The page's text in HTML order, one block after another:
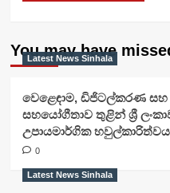
You may have
Latest News Sinhala
වෙළෙඳාම, ඩිජිටල්කරණ සහ
සහයෝගීතාව තුළින් ශ්‍රී
උපායමාර්ගික
0
Latest News Sinhala